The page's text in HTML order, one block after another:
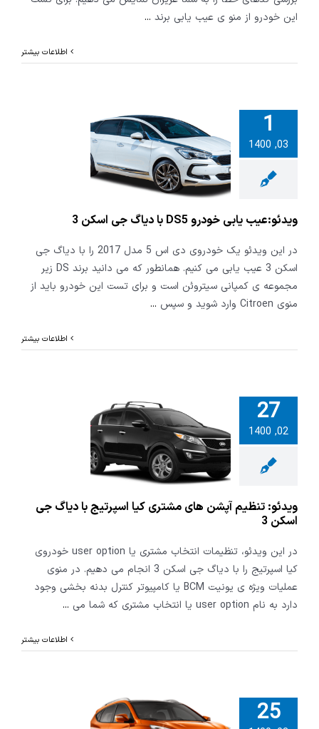
این خودرو از منو ی عیب یابی برند ...
اطلاعات بیشتر
1
03, 1400
یابی
ویدئو:عیب یابی خودرو DS5 با دیاگ جی اسکن 3
در این ویدئو یک خودروی دی اس 5 مدل 2017 را با دیاگ جی
اسکن 3 عیب یابی می کنیم. همانطور که می دانید برند DS زیر
مجموعه ی کمپانی سیتروئن است و برای تست این خودرو باید از
منوی Citroen وارد شوید و سپس
...
اطلاعات بیشتر
27
02, 1400
تنظیم آپشن
کیا
با دیاگ جی
ویدئو: تنظیم آپشن های مشتری کیا اسپرتیج با دیاگ جی
اسکن 3
در این ویدئو، تنظیمات انتخاب مشتری یا user option خودروی
کیا اسپرتیج را با دیاگ جی اسکن 3 انجام می دهیم. در منوی
عملیات ویژه ی یونیت BCM یا کامپیوتر کنترل بدنه بخشی وجود
دارد به نام user option یا انتخاب مشتری که شما می
...
اطلاعات بیشتر
25